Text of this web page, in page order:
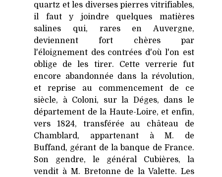
quartz et les diverses pierres vitrifiables,
il faut y joindre quelques matières
salines qui, rares en Auvergne,
deviennent fort chères par
l'éloignement des contrées d'où l'on est
oblige de les tirer. Cette verrerie fut
encore abandonnée dans la révolution,
et reprise au commencement de ce
siècle, à Coloni, surla Déges, dans le
département dela Haute-Loire, et enfin,
vers 1824, transférée au château de
Chamblard, appartenant à M. de
Buffand, gérant de la banque de France.
Son gendre, le général Cubières, la
vendit à M. Bretonne dela Valette. Les